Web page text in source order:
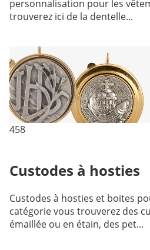
personnalisation pour les
trouverez ici de la dentelle...
458
Custodes à hosties
Custodes à hosties et boites
catégorie vous trouverez des
émaillée ou en étain, des pet...